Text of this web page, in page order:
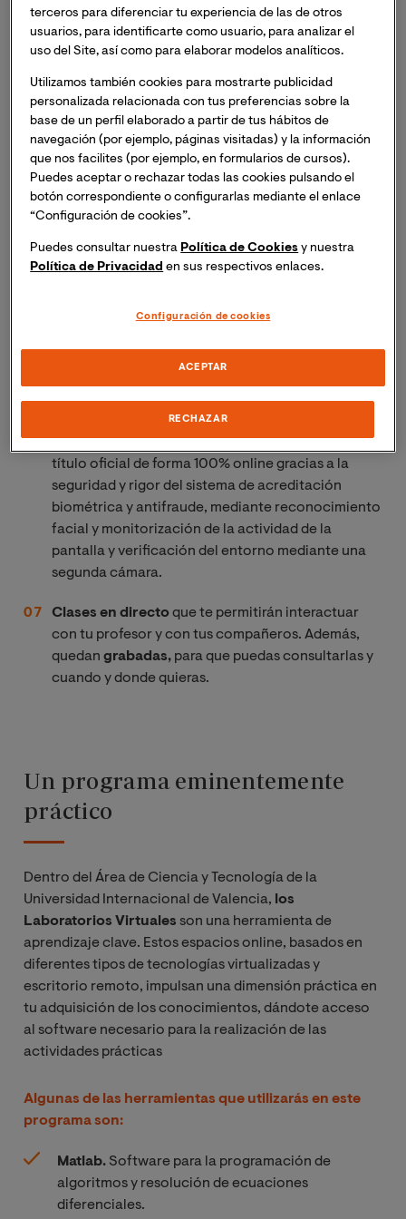
industria y servicios.
Foco en la
toma de decisiones basada en el
análisis de datos
Dos mencionesen los sectores de mayor
empleabilidad: matemática computacional, y
Aplicaciones tecnológicas a través del modelado,
matemático realy análisis numérico.
online.
Exámenes online sin desplazamientos. Obtén tu
título oficial de forma 100% online gracias a la
seguridad y rigor del sistema de acreditación
biométrica y antifraude, mediante reconocimiento
facial y monitorización de la actividad de la
pantalla y verificación del entorno mediante una
segunda cámara.
Clases en directoque te permitirán interactuar
con tu profesor y con tus compañeros. Además,
quedan grabadas, para que puedas consultarlas y
cuando y donde quieras.
Un programa eminentemente
práctico
Dentro del Área de Ciencia y Tecnología de la
Universidad Internacional de Valencia, los
Laboratorios Virtuales son una herramienta de
aprendizajeclave. Estos espacios online, basados en
diferentes tipos de tecnologías virtualizadas y
escritorio remoto, impulsan una dimensión práctica en
tu adquisición de los conocimientos, dándote acceso
al software necesario para la realización de las
actividades prácticas
Algunas de las herramientas que utilizarás en este
programa son:
Matlab. Software para la programación de
algoritmos y resolución de ecuaciones
diferenciales.
terceros para diferenciar tu experiencia de las de otros
usuarios, para identificarte como usuario, para analizar el
uso del Site, así como para elaborar modelos analíticos.
Utilizamos también cookies para mostrarte publicidad
personalizada relacionada con tus preferencias sobre la
base de un perfil elaborado a partir de tus hábitos de
navegación (por ejemplo, páginas visitadas) y la información
que nos facilites (por ejemplo, en formularios de cursos).
Puedes aceptar o rechazar todas las cookies pulsando el
botón correspondiente o configurarlas mediante el enlace
“Configuración de cookies”.
Puedes consultar nuestra Política de Cookies y nuestra
Política de Privacidad en sus respectivos enlaces.
Configuración de cookies
RECHAZAR
ACEPTAR